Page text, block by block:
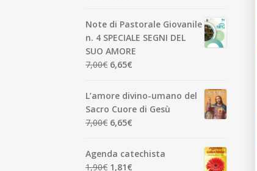
originale
era:
5,00€.
attuale
è:
4,75€.
Note di Pastorale Giovanile
n. 4 SPECIALE SEGNI DEL
SUO AMORE
7,00€ Il
originale
era:
7,00€.
6,65€
attuale
L’amore divino-umano del
Sacro Cuore di Gesù
7,00€ Il
originale
era:
6,65€
attuale
Agenda catechista
1,90€ Il
1,81€